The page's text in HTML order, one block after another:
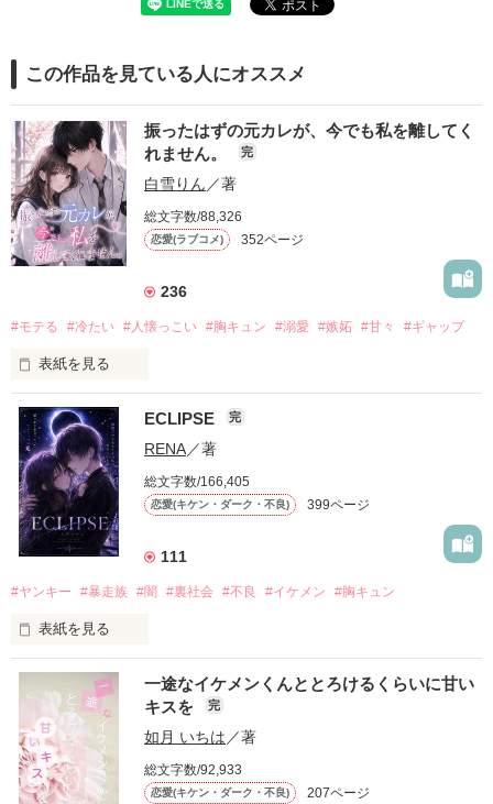
この作品を見ている人にオススメ
振ったはずの元カレが、今でも私を離してく
れません。
完
白雪りん ／著
総文字数/88,326
恋愛(ラブコメ) 352ページ
236
#モテる #冷たい #人懐っこい #胸キュン #溺愛 #嫉妬 #甘々 #ギャップ
表紙を見る
「好きだったから、別れを選んだ。」
モテる人を好きになるのが怖かった。
だから私は、中学時代に大好きだった彼を自分から振った。
もう会うことはないと思っていたのに、
高校生になって再会した彼は、隣の学校で”王子様”と呼ばれる
他の女の子には冷たいのに
私にだけ昔と変わらない笑顔を向けてくる。
「澪ちゃん。」
それは止まっていた恋が再び動き始める合図──。
ECLIPSE 完
RENA／著
総文字数/166,405
恋愛(キケン・ダーク・不良) 399ページ
111
#ヤンキー #暴走族 #闇 #裏社会 #不良 #イケメン #胸キュン
表紙を見る
表紙画像はAIです
作品を読む
一途なイケメンくんととろけるくらいに甘い
キスを
完
如月 いちは ／著
総文字数/92,933
恋愛(キケン・ダーク・不良) 207ページ